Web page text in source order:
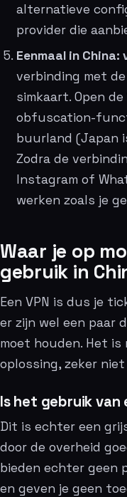
alternatieve
provider die
Eenmaal in
verbinding met
simkaart. Open
obfuscation-
buurland (Japan
Zodra de
Instagram of
werken zoals je
Waar je op
gebruik in
Een VPN is dus je
er zijn wel een paar
moet houden. Het is
oplossing, zeker
Is het gebruik van
Dit is echter een
door de overheid
bieden echter geen
en geven je geen